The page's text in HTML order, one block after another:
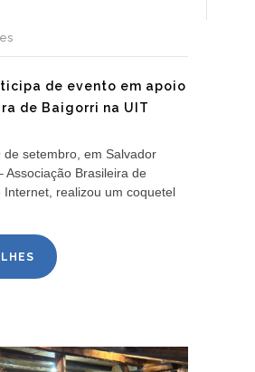
de evento em apoio
de Baigorri na UIT
de setembro, em Salvador
Associação Brasileira de
Internet, realizou um coquetel